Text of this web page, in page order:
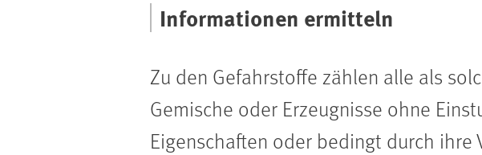
Informationen ermitteln
Zu den Gefahrstoffe zählen alle als
Gemische oder Erzeugnisse ohne
Eigenschaften oder bedingt durch